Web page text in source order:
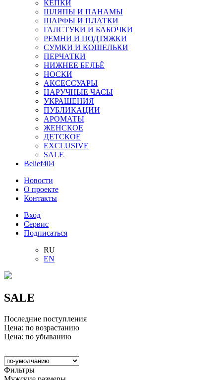
КЕПКИ
ШЛЯПЫ И ПАНАМЫ
ШАРФЫ И ПЛАТКИ
ГАЛСТУКИ И БАБОЧКИ
РЕМНИ И ПОДТЯЖКИ
СУМКИ И КОШЕЛЬКИ
ПЕРЧАТКИ
НИЖНЕЕ БЕЛЬЁ
НОСКИ
АКСЕССУАРЫ
НАРУЧНЫЕ ЧАСЫ
УКРАШЕНИЯ
ПУБЛИКАЦИИ
АРОМАТЫ
ЖЕНСКОЕ
ДЕТСКОЕ
EXCLUSIVE
SALE
Belief404
Новости
О проекте
Контакты
Вход
Сервис
Подписаться
RU
EN
SALE
Последние поступления
Цена: по возрастанию
Цена: по убыванию
Фильтры